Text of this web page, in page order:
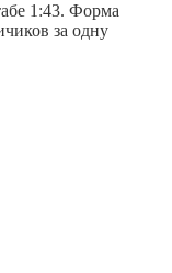
1:43. Форма
за одну